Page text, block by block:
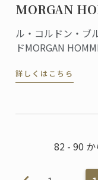
MORGAN
ル・コルドン・ブ
ドMORGAN
ツ、バッグ、マグ
詳しくはこちら
82 - 90